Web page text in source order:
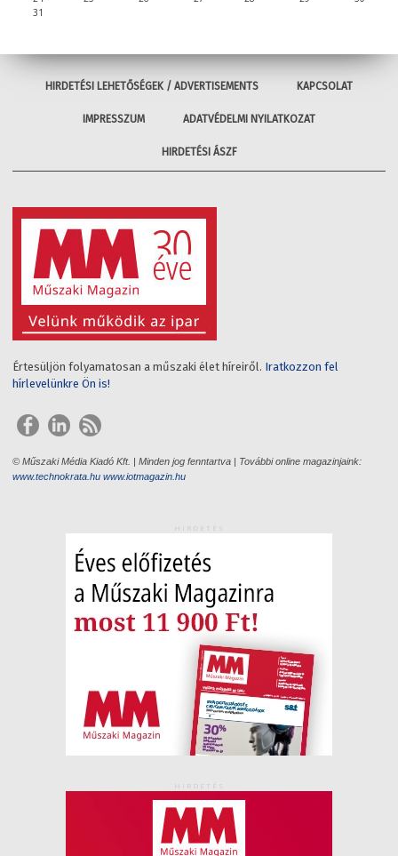
31
HIRDETÉSI LEHETŐSÉGEK / ADVERTISEMENTS KAPCSOLAT
IMPRESSZUM ADATVÉDELMI NYILATKOZAT
HIRDETÉSI ÁSZF
Értesüljön folyamatosan a műszaki élet híreiről. Iratkozzon fel
hírlevelünkre Ön is!
© Műszaki Média Kiadó Kft. | Minden jog fenntartva | További online magazinjaink:
www.technokrata.hu www.iotmagazin.hu
HIRDETÉS
HIRDETÉS